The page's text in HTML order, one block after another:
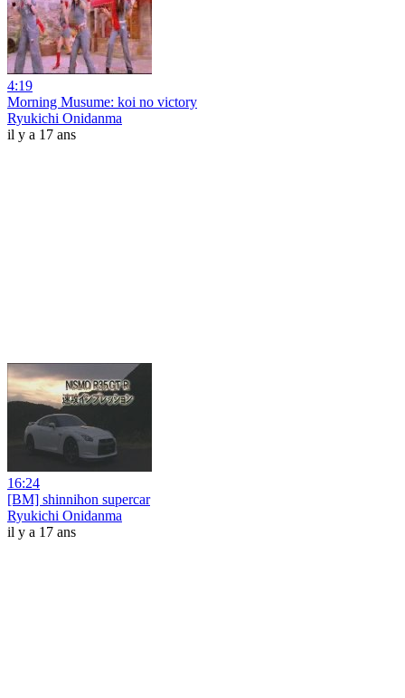
4:19
Morning Musume: koi no victory
Ryukichi Onidanma
il y a 17 ans
16:24
[BM] shinnihon supercar
Ryukichi Onidanma
il y a 17 ans